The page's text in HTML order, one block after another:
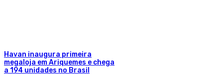
Havan inaugura primeira
megaloja em Ariquemes e chega
a 194 unidades no Brasil